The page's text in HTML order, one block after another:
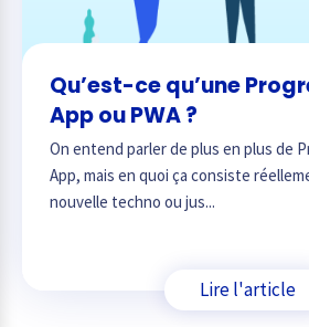
Qu’est-ce qu’une
App ou PWA ?
On entend parler de plus en plus de
App, mais en quoi ça consiste
nouvelle techno ou jus...
Lire l'article